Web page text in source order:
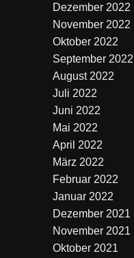
Dezember 2022
November 2022
Oktober 2022
September 2022
August 2022
Juli 2022
Juni 2022
Mai 2022
April 2022
März 2022
Februar 2022
Januar 2022
Dezember 2021
November 2021
Oktober 2021